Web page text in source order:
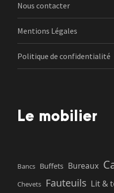
Nous contacter
Mentions Légales
Politique de confidentialité
Le mobilier
Bancs Buffets Bureaux
Chevets Fauteuils Lit &